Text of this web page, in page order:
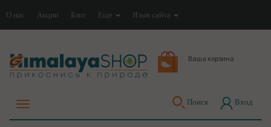
О нас Акции Блог Еще Язык сайта
Ваша корзина
Поиск Вход